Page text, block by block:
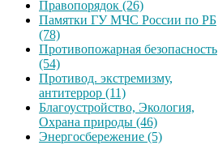
Правопорядок (26)
Памятки ГУ МЧС России по РБ
(78)
Противопожарная безопасность
(54)
Противод. экстремизму,
антитеррор (11)
Благоустройство, Экология,
Охрана природы (46)
Энергосбережение (5)